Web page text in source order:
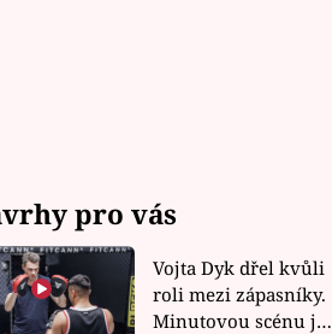
pro vás
Vojta Dyk dřel kvůli
roli mezi zápasníky.
Minutovou scénu jel